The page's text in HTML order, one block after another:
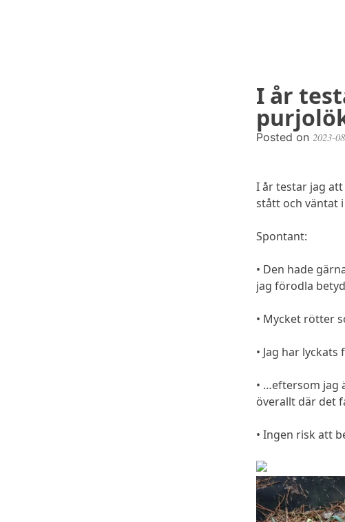
I år
Posted on 2023-
I år testar jag
stått och väntat
Spontant:
• Den hade
jag förodla
• Mycket rötter
• Jag har
• …eftersom jag
överallt där det
• Ingen risk att